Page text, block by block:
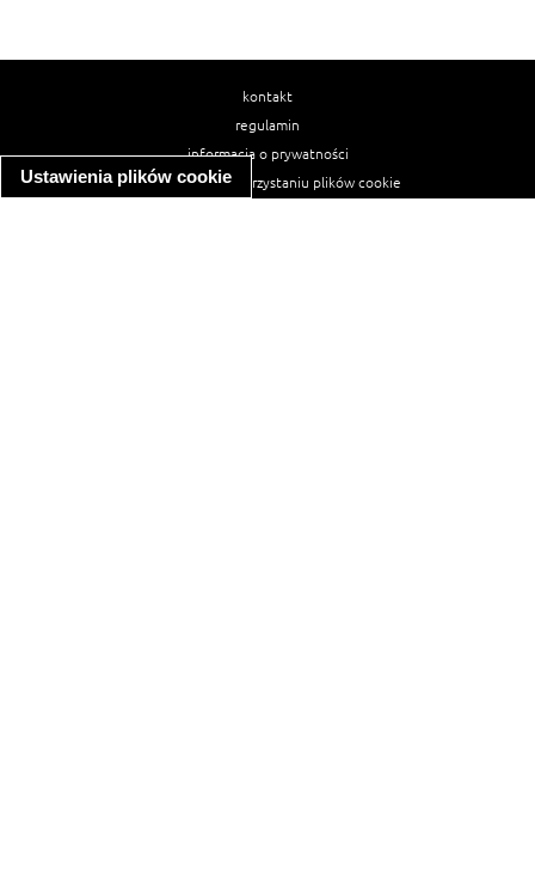
Ustawienia plików cookie
kontakt
regulamin
informacja o prywatności
informacja o wykorzystaniu plików cookie